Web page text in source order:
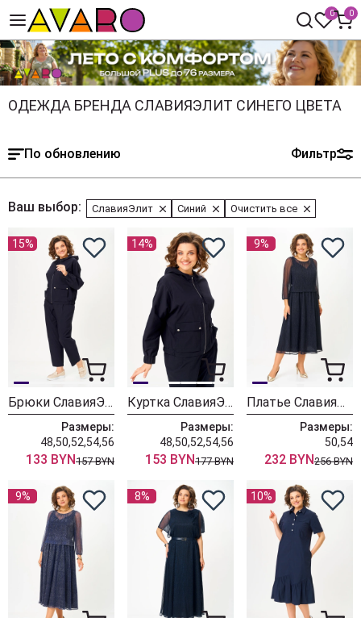
0 0
ОДЕЖДА БРЕНДА СЛАВИЯЭЛИТ СИНЕГО ЦВЕТА
По обновлению Фильтр
Ваш выбор: СлавияЭлит Синий Очистить все
15%
Брюки СлавияЭлит 572 синий
Размеры:
48,50,52,54,56
133 BYN157 BYN
14%
Куртка СлавияЭлит 571 синий
Размеры:
48,50,52,54,56
153 BYN177 BYN
9%
Платье СлавияЭлит 562 темно-синий
Размеры:
50,54
232 BYN256 BYN
9% 8% 10%